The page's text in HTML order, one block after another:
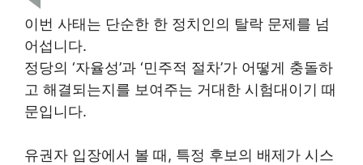
이번 사태는 단순한 한 정치인의 탈락 문제를 넘
어섭니다.
정당의 ‘자율성’과 ‘민주적 절차’가 어떻게 충돌하
고 해결되는지를 보여주는 거대한 시험대이기 때
문입니다.
유권자 입장에서 볼 때, 특정 후보의 배제가 시스